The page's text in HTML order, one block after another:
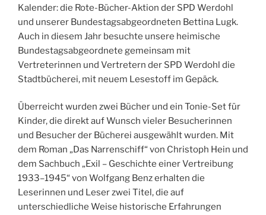
Kalender: die Rote-Bücher-Aktion der SPD Werdohl
und unserer Bundestagsabgeordneten Bettina Lugk.
Auch in diesem Jahr besuchte unsere heimische
Bundestagsabgeordnete gemeinsam mit
Vertreterinnen und Vertretern der SPD Werdohl die
Stadtbücherei, mit neuem Lesestoff im Gepäck.
Überreicht wurden zwei Bücher und ein Tonie-Set für
Kinder, die direkt auf Wunsch vieler Besucherinnen
und Besucher der Bücherei ausgewählt wurden. Mit
dem Roman „Das Narrenschiff“ von Christoph Hein und
dem Sachbuch „Exil – Geschichte einer Vertreibung
1933–1945“ von Wolfgang Benz erhalten die
Leserinnen und Leser zwei Titel, die auf
unterschiedliche Weise historische Erfahrungen